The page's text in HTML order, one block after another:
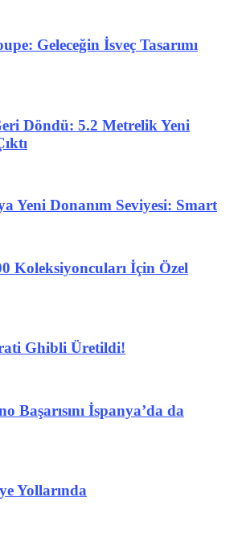
Geleceğin İsveç Tasarımı
Döndü: 5.2 Metrelik Yeni
Yeni Donanım Seviyesi: Smart
Koleksiyoncuları İçin Özel
Ghibli Üretildi!
Başarısını İspanya’da da
Yollarında